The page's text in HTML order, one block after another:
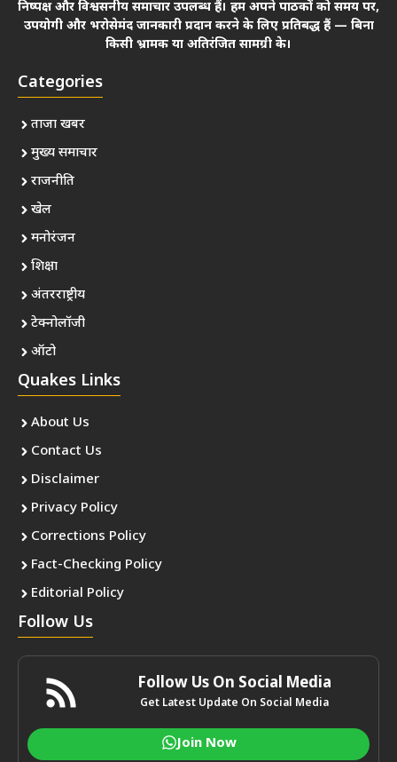
निष्पक्ष और विश्वसनीय समाचार उपलब्ध हैं। हम अपने पाठकों को समय पर,
उपयोगी और भरोसेमंद जानकारी प्रदान करने के लिए प्रतिबद्ध हैं — बिना
किसी भ्रामक या अतिरंजित सामग्री के।
Categories
ताजा खबर
मुख्य समाचार
राजनीति
खेल
मनोरंजन
शिक्षा
अंतरराष्ट्रीय
टेक्नोलॉजी
ऑटो
Quakes Links
About Us
Contact Us
Disclaimer
Privacy Policy
Corrections Policy
Fact-Checking Policy
Editorial Policy
Follow Us
Follow Us On Social Media
Get Latest Update On Social Media
Join Now